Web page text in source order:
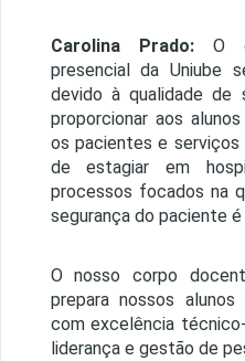
Carolina Prado:O
presencial da Uniube
devido à qualidade de
proporcionar aos
os pacientes e serviços
de estagiar em
processos focados na
segurança do paciente
O nosso corpo
prepara nossos alunos
com excelência
liderança e gestão de